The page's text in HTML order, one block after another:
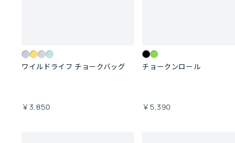
ワイルドライフ チョークバッグ
￥3,850
チョークンロール
￥5,390